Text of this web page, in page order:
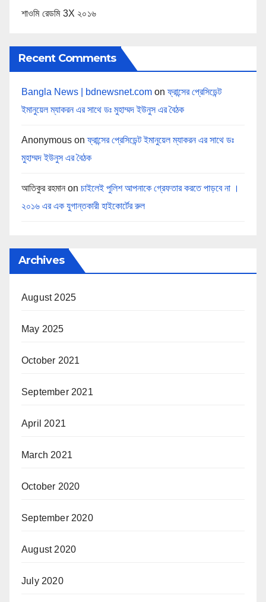
শাওমি রেডমি 3X ২০১৬
Recent Comments
Bangla News | bdnewsnet.com onফ্রান্সের প্রেসিডেন্ট
ইমানুয়েল ম্যাকরন এর সাথে ডঃ মুহাম্মদ ইউনুস এর বৈঠক
Anonymous onফ্রান্সের প্রেসিডেন্ট ইমানুয়েল ম্যাকরন এর সাথে ডঃ
মুহাম্মদ ইউনুস এর বৈঠক
আতিকুর রহমান on চাইলেই পুলিশ আপনাকে গ্রেফতার করতে পাড়বে না ।
২০১৬ এর এক যুগান্তকারী হাইকোর্টের রুল
Archives
August 2025
May 2025
October 2021
September 2021
April 2021
March 2021
October 2020
September 2020
August 2020
July 2020